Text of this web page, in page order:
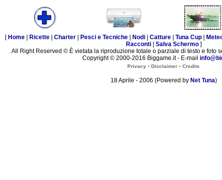
[ Home Ricette Charter Pesci e Tecniche Nodi Catture Tuna Cup
Racconti| Salva Schermo]
All Right Reserved © È vietata la riproduzione totale o parziale di testo e foto
Copyright © 2000-2016 Biggame.it - E-mail
Privacy - Disclaimer - Credits
18 Aprile - 2006 (Powered by Net Tuna)